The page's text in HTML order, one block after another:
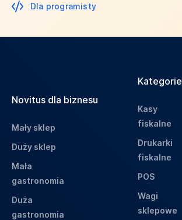
Dla programisty
Novitus dla biznesu
Mały sklep
Duży sklep
Mała
gastronomia
Duża
gastronomia
Kategorie
Kasy
fiskalne
Drukarki
fiskalne
POS
Wagi
sklepowe